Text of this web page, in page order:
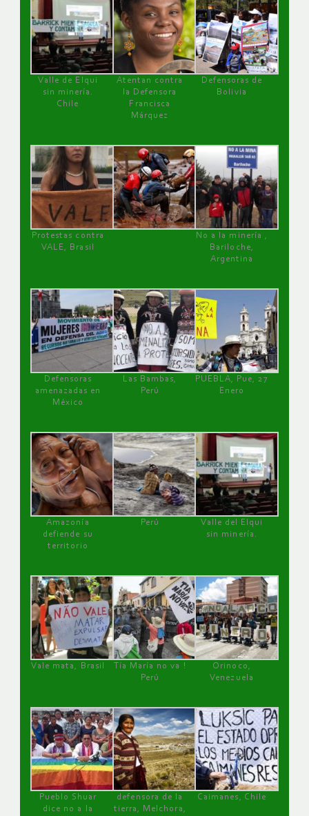
Valle de Elqui
sin minería.
Chile
Atentan contra
la Defensora
Francisca
Márquez
Defensoras de
Bolivia
Protestas contra
VALE, Brasil
No a la minería ,
Bariloche,
Argentina
Defensoras
amenazadas en
México
Las Bambas,
Perú
PUEBLA, Pue, 27
Enero
Amazonía
defiende su
territorio
Perú
Valle del Elqui
sin minería.
Vale mata, Brasil
Tía María no va !
Perú
Orinoco,
Venezuela
Pueblo Shuar
dice no a la
defensora de la
tierra, Melchora,
Caimanes, Chile